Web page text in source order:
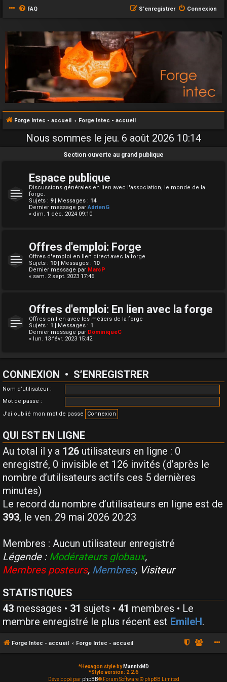
FAQ Connexion
S’enregistrer
Forge Intec - accueil Forge Intec - accueil
Nous sommes le jeu. 6 août 2026 10:14
Section ouverte au grand publique
Espace publique
Discussions générales en lien avec l'association, le monde de la
forge.
Sujets : 9| Messages : 14
Dernier message parAdrienG
« dim. 1 déc. 2024 09:10
Offres d'emploi: Forge
Offres d'emploi en lien direct avec la forge
Sujets : 10| Messages : 10
Dernier message par MarcP
« sam. 2 sept. 2023 17:46
Offres d'emploi: En lien avec la forge
Offres en lien avec les métiers de la forge
Sujets : 1 | Messages : 1
Dernier message par DominiqueC
« lun. 13 févr. 2023 15:42
CONNEXION • S’ENREGISTRER
Nom d’utilisateur :
Mot de passe :
J’ai oublié mon mot de passe
QUI EST EN LIGNE
Au total il y a 126 utilisateurs en ligne : 0
enregistré, 0 invisible et 126 invités (d’après le
nombre d’utilisateurs actifs ces 5 dernières
minutes)
Le record du nombre d’utilisateurs en ligne est de
393, le ven. 29 mai 2026 20:23
Membres : Aucun utilisateur enregistré
Légende : Modérateurs globaux,
Membres posteurs, Membres, Visiteur
STATISTIQUES
43 messages • 31 sujets • 41 membres • Le
membre enregistré le plus récent est EmileH.
Forge Intec - accueil Forge Intec - accueil
*Hexagon style by MannixMD
*Style version: 2.2.6
Développé par phpBB® Forum Software © phpBB Limited